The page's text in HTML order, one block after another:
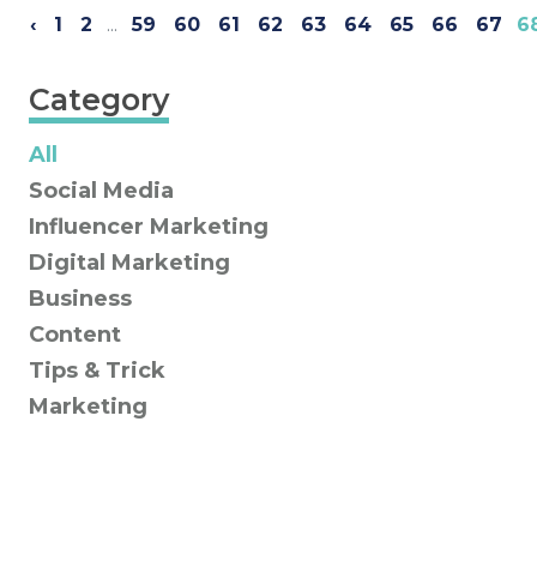
‹ 1 2 ... 59 60 61 62 63 64 65 66 67
Category
All
Social Media
Influencer Marketing
Digital Marketing
Business
Content
Tips & Trick
Marketing